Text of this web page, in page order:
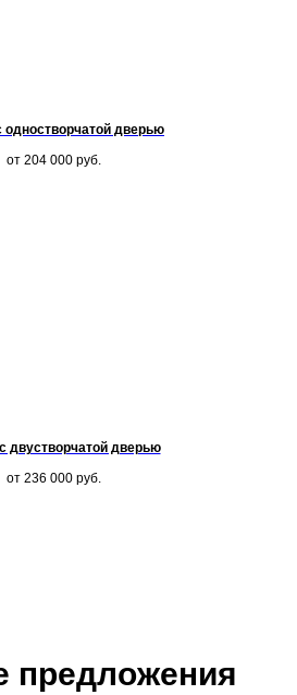
одностворчатой дверью
от 204 000 руб.
двустворчатой дверью
от 236 000 руб.
предложения